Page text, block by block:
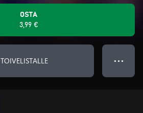
OSTA
3,99 €
● ● ●